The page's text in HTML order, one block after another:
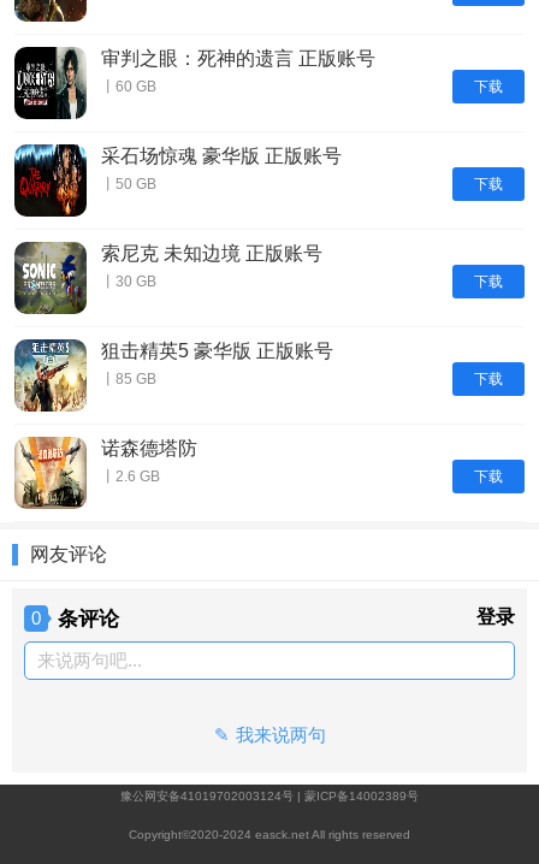
下载
审判之眼：死神的遗言 正版账号
丨60 GB
下载
采石场惊魂 豪华版 正版账号
丨50 GB
下载
索尼克 未知边境 正版账号
丨30 GB
下载
狙击精英5 豪华版 正版账号
丨85 GB
下载
诺森德塔防
丨2.6 GB
网友评论
0 条评论 登录
来说两句吧...
我来说两句
豫公网安备41019702003124号 蒙ICP备14002389号
Copyright©2020-2024 easck.net All rights reserved